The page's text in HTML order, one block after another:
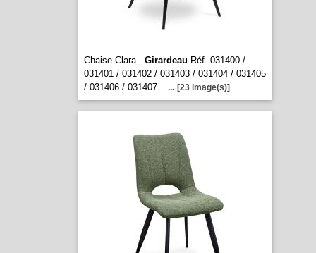
Chaise Clara - Girardeau Réf. 031400 /
031401 / 031402 / 031403 / 031404 / 031405
/ 031406 / 031407
... [23 image(s)]